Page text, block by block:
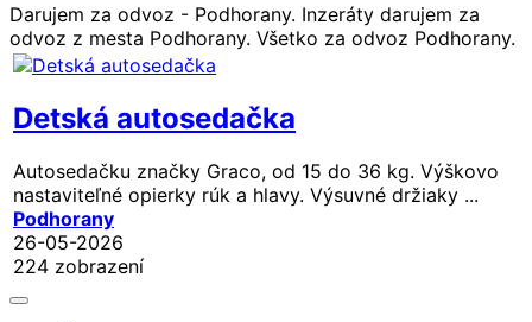
Darujem za odvoz - Podhorany. Inzeráty darujem za
odvoz z mesta Podhorany. Všetko za odvoz Podhorany.
Detská autosedačka
Autosedačku značky Graco, od 15 do 36 kg. Výškovo
nastaviteľné opierky rúk a hlavy. Výsuvné držiaky ...
Podhorany
26-05-2026
224 zobrazení